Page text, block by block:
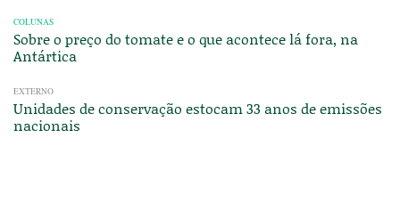
COLUNAS
Sobre o preço do tomate e o que acontece lá fora, na
Antártica
EXTERNO
Unidades de conservação estocam 33 anos de emissões
nacionais